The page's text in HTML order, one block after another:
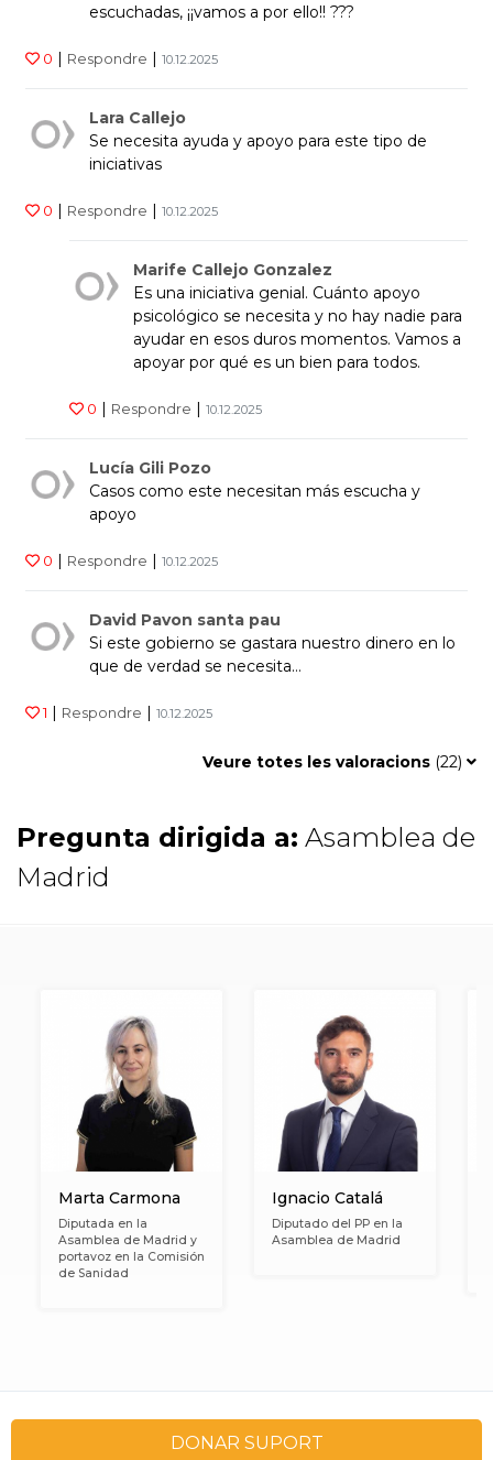
DONAR SUPORT
escuchadas, ¡¡vamos a por ello!! ???
0 | Respondre | 10.12.2025
Lara Callejo
Se necesita ayuda y apoyo para este tipo de
iniciativas
0 | Respondre | 10.12.2025
Marife Callejo Gonzalez
Es una iniciativa genial. Cuánto apoyo
psicológico se necesita y no hay nadie para
ayudar en esos duros momentos. Vamos a
apoyar por qué es un bien para todos.
0 | Respondre | 10.12.2025
Lucía Gili Pozo
Casos como este necesitan más escucha y
apoyo
0 | Respondre | 10.12.2025
David Pavon santa pau
Si este gobierno se gastara nuestro dinero en lo
que de verdad se necesita…
1 | Respondre | 10.12.2025
Veure totes les valoracions (22)
Pregunta dirigida a: Asamblea de
Madrid
Marta Carmona
Diputada en la
Asamblea de Madrid y
portavoz en la Comisión
de Sanidad
Ignacio Catalá
Diputado del PP en la
Asamblea de Madrid